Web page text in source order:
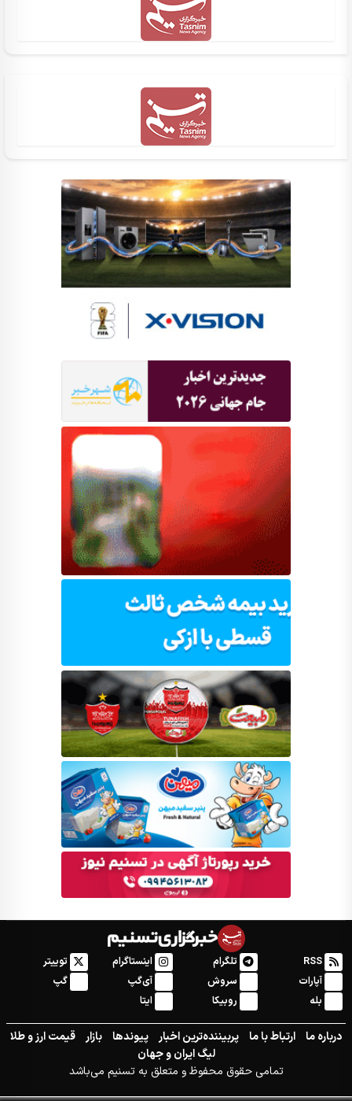
RSS تلگرام اینستاگرام
توییتر
آپارات
سروش آی‌گپ
گپ
بله
روبیکا ایتا
درباره ما ارتباط با ما پربیننده‌ترین اخبار پیوندها بازار
قیمت ارز و طلا
لیگ ایران و جهان
تمامی حقوق محفوظ و متعلق به تسنیم می‌باشد